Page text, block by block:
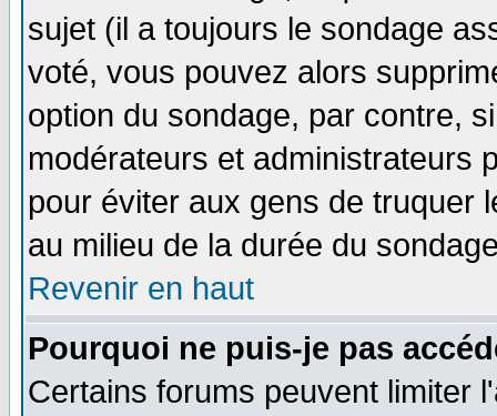
sujet (il a toujours le sondage
voté, vous pouvez alors
option du sondage, par contre,
modérateurs et administrateurs
pour éviter aux gens de truquer
au milieu de la durée du
Revenir en haut
Pourquoi ne puis-je pas
Certains forums peuvent limiter